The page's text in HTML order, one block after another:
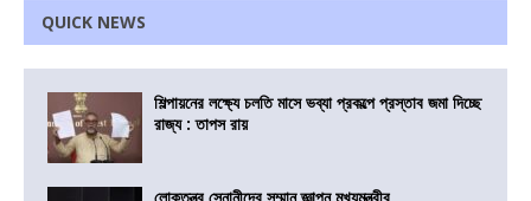
QUICK NEWS
শিল্পায়নের লক্ষ্যে চলতি মাসে ভব্যা প্রকল্পে প্রস্তাব জমা দিচ্ছে
রাজ্য : তাপস রায়